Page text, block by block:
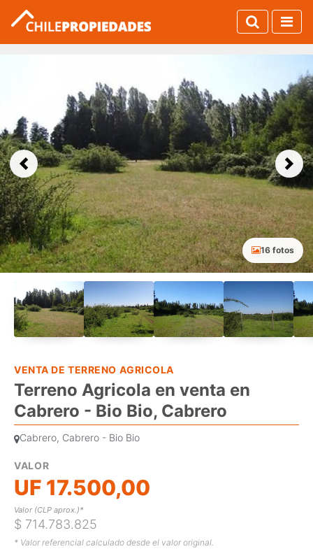
Previous Next
16 fotos
VENTA DE TERRENO AGRICOLA
Terreno Agricola en venta en
Cabrero - Bio Bio, Cabrero
Cabrero, Cabrero - Bio Bio
VALOR
UF 17.500,00
Valor (CLP aprox.)*
$ 714.783.825
* Valor referencial calculado desde el valor original.